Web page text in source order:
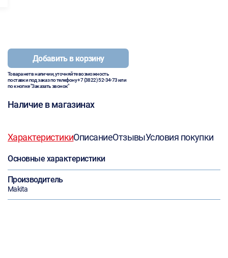
Добавить в корзину
Товара нет в наличии, уточняйте возможность
поставки под заказ по телефону+7 (3822) 52-34-73или
по кнопке "Заказать звонок"
Наличие в магазинах
ХарактеристикиОписаниеОтзывыУсловия покупки
Основные характеристики
Производитель
Makita